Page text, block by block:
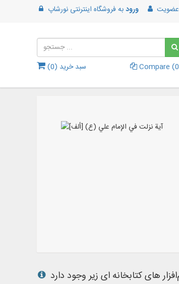
ورودبه فروشگاه اینترنتی نورشاپ عضویت
سبد خرید (0
) Compare (0